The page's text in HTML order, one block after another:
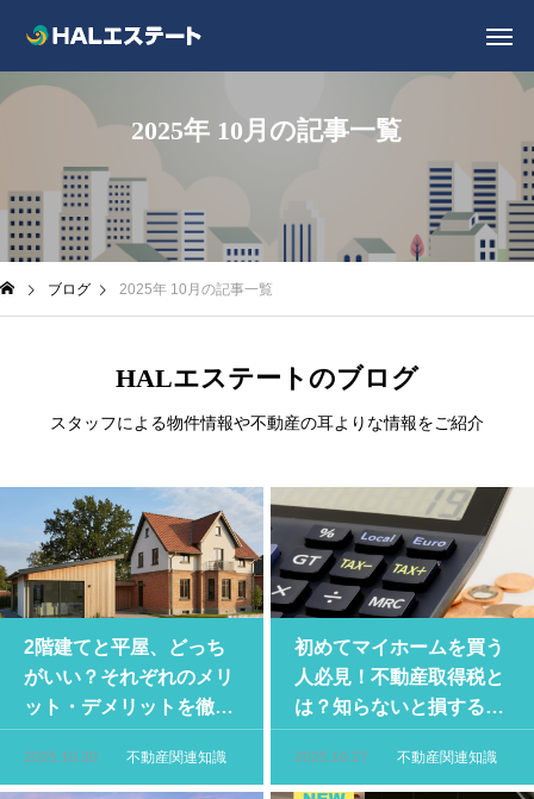
2025年 10月の記事一覧
ブログ 2025年 10月の記事一覧
HALエステートのブログ
スタッフによる物件情報や不動産の耳よりな情報をご紹介
2階建てと平屋、どっち
がいい？それぞれのメリ
ット・デメリットを徹底
比較
2025.10.30 不動産関連知識
初めてマイホームを買う
人必見！不動産取得税と
は？知らないと損するポ
イントを徹底解説
2025.10.27 不動産関連知識